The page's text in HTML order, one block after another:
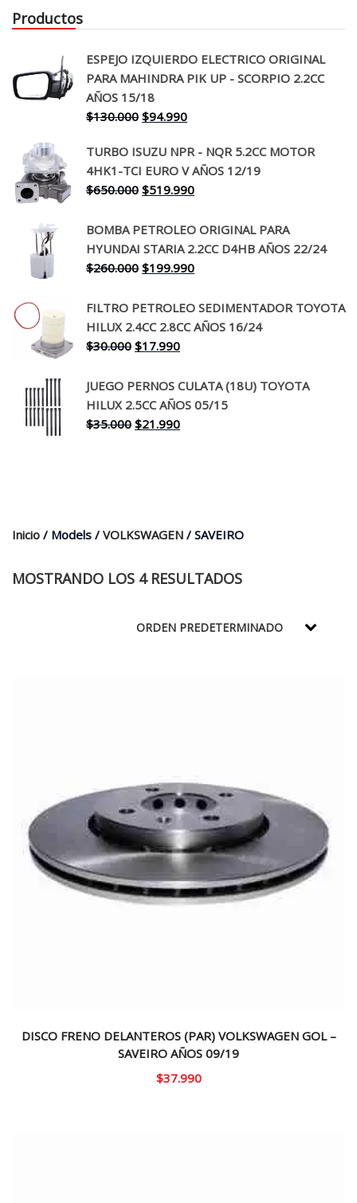
Productos
ESPEJO IZQUIERDO ELECTRICO ORIGINAL
PARA MAHINDRA PIK UP - SCORPIO 2.2CC
AÑOS 15/18
$130.000 El
original
era:
$130.000.
$94.990El
actual
es:
$94.990.
TURBO ISUZU NPR - NQR 5.2CC MOTOR
4HK1-TCI EURO V AÑOS 12/19
$650.000 El
original
era:
$650.000.
$519.990El
actual
es:
$519.990.
BOMBA PETROLEO ORIGINAL PARA
HYUNDAI STARIA 2.2CC D4HB AÑOS 22/24
$260.000 El
original
era:
$260.000.
$199.990El
actual
es:
FILTRO PETROLEO SEDIMENTADOR TOYOTA
HILUX 2.4CC 2.8CC AÑOS 16/24
$30.000 El
original
era:
$30.000.
$17.990El
actual
es:
$17.990.
JUEGO PERNOS CULATA (18U) TOYOTA
HILUX 2.5CC AÑOS 05/15
$35.000 El
$21.990El
Inicio / Models / VOLKSWAGEN / SAVEIRO
MOSTRANDO LOS 4 RESULTADOS
DISCO FRENO DELANTEROS (PAR) VOLKSWAGEN GOL –
SAVEIRO AÑOS 09/19
$37.990